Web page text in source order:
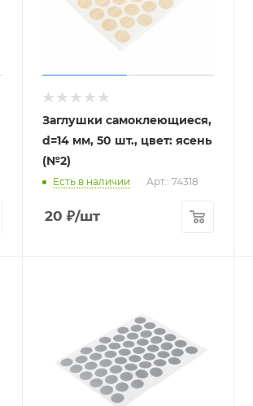
Заглушки самоклеющиеся,
d=14 мм, 50 шт., цвет: ясень
(№2)
Есть в наличии Арт.: 74318
20 ₽/шт